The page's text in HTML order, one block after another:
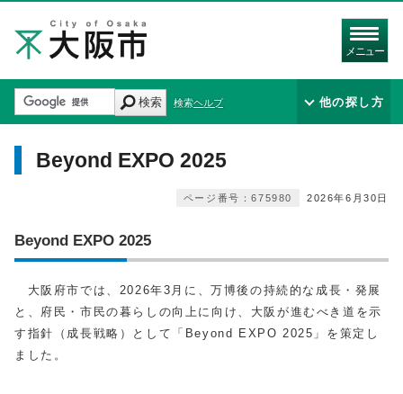
メニュー
検索 検索ヘルプ 他の探し方
Beyond EXPO 2025
2026年6月30日
ページ番号：675980
Beyond EXPO 2025
⼤阪府市では、2026年3⽉に、万博後の持続的な成⻑・発展
と、府⺠・市民の暮らしの向上に向け、⼤阪が進むべき道を⽰
す指針（成⻑戦略）として「Beyond EXPO 2025」を策定し
ました。